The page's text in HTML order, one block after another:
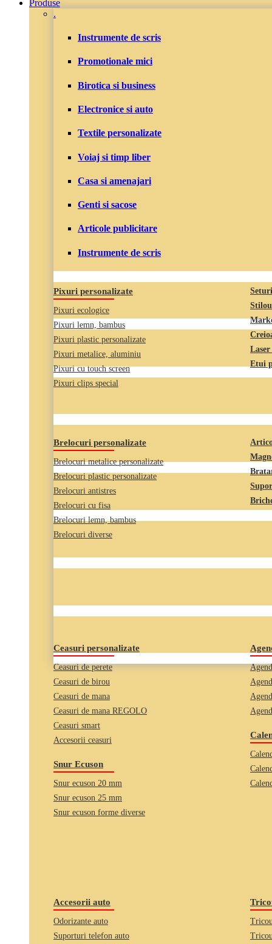
Produse
.
Instrumente de scris
Promotionale mici
Birotica si business
Electronice si auto
Textile personalizate
Voiaj si timp liber
Casa si amenajari
Genti si sacose
Articole publicitare
Instrumente de scris
Pixuri personalizate
Pixuri ecologice
Pixuri lemn, bambus
Pixuri plastic personalizate
Pixuri metalice, aluminiu
Pixuri cu touch screen
Pixuri clips special
Etui
Brelocuri personalizate
Brelocuri metalice personalizate
Brelocuri plastic personalizate
Brelocuri antistres
Brelocuri cu fisa
Brelocuri lemn, bambus
Brelocuri diverse
Ceasuri personalizate
Ceasuri de perete
Ceasuri de birou
Ceasuri de mana
Ceasuri de mana REGOLO
Ceasuri smart
Accesorii ceasuri
Snur Ecuson
Snur ecuson 20 mm
Snur ecuson 25 mm
Snur ecuson forme diverse
Accesorii auto
Odorizante auto
Suporturi telefon auto